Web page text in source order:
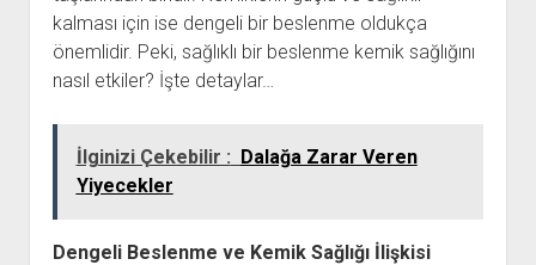
kalması için ise dengeli bir beslenme oldukça
önemlidir. Peki, sağlıklı bir beslenme kemik sağlığını
nasıl etkiler? İşte detaylar…
İlginizi Çekebilir : Dalağa Zarar Veren
Yiyecekler
Dengeli Beslenme ve Kemik Sağlığı İlişkisi